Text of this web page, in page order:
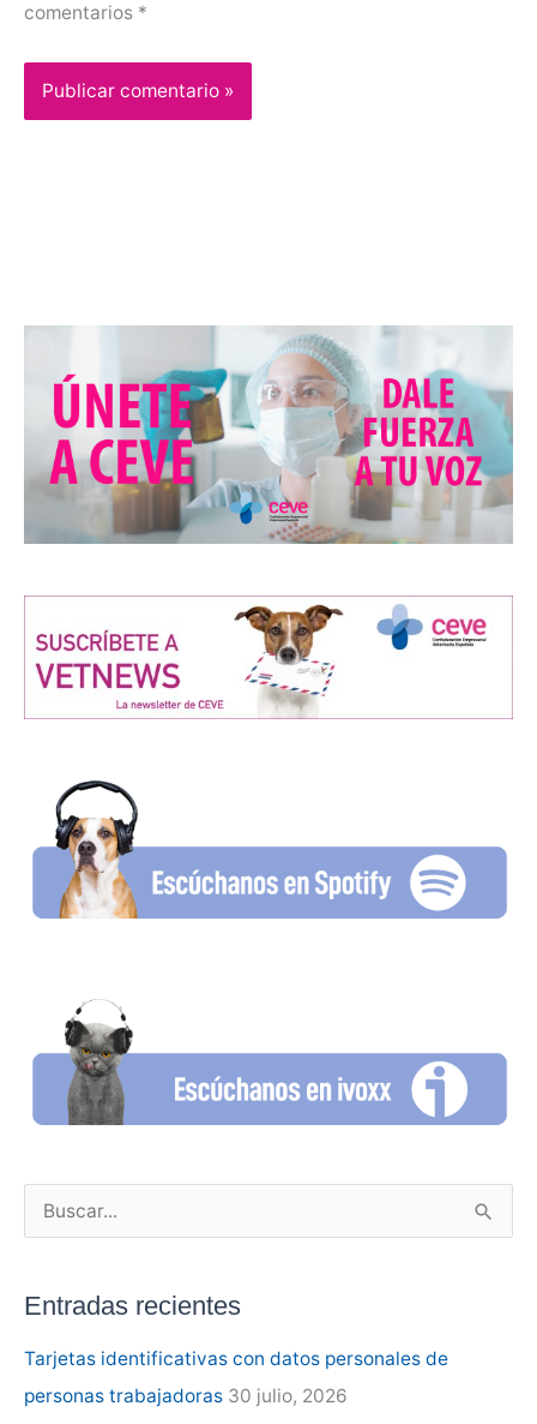
comentarios *
u
c
a
r
Entradas recientes
Tarjetas identificativas con datos personales de
personas trabajadoras 30 julio, 2026